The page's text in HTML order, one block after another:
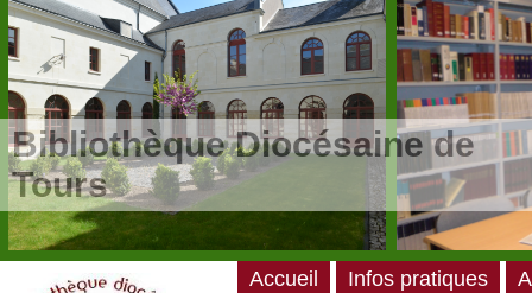
/**/
Bibliothèque Diocésaine de
Tours
Accueil Infos pratiques